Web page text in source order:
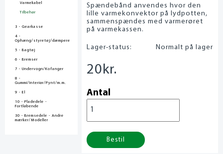
Varmekabel
Tilbehør
3 - Gearkasse
4 -
Ophæng/styretøj/dæmpere
5 - Bagtøj
6 - Bremser
7 - Undervogn/Kofanger
8 -
Gummi/Interiør/Pynt/m.m.
9 - El
10 - Pladedele -
Fortløbende
30 - Bremsedele - Andre
mærker/Modeller
Spændebånd anvendes hvor den
lille varmekonvektor på lydpotten,
sammenspændes med varmerøret
på varmekassen.
Lager-status: Normalt på lager
20 kr.
Antal
Bestil